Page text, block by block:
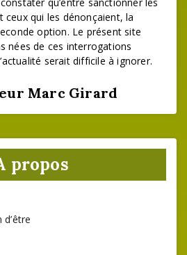
ceux qui les dénonçaient, la
option. Le présent site
nées de ces interrogations
serait difficile à ignorer.
Marc Girard
propos